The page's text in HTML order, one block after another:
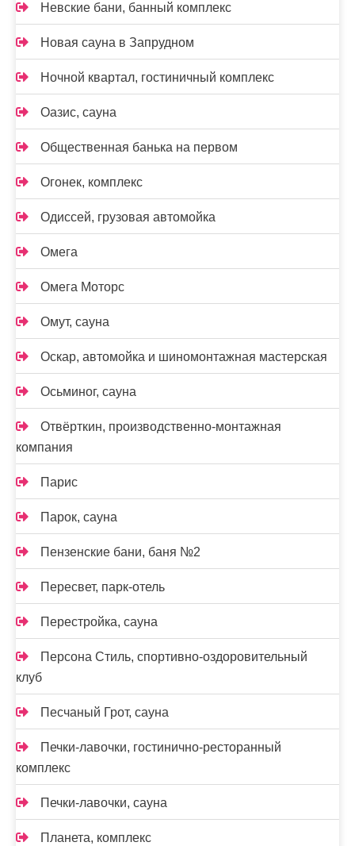
Невские бани, банный комплекс
Новая сауна в Запрудном
Ночной квартал, гостиничный комплекс
Оазис, сауна
Общественная банька на первом
Огонек, комплекс
Одиссей, грузовая автомойка
Омега
Омега Моторс
Омут, сауна
Оскар, автомойка и шиномонтажная мастерская
Осьминог, сауна
Отвёрткин, производственно-монтажная
компания
Парис
Парок, сауна
Пензенские бани, баня №2
Пересвет, парк-отель
Перестройка, сауна
Персона Стиль, спортивно-оздоровительный
клуб
Песчаный Грот, сауна
Печки-лавочки, гостинично-ресторанный
комплекс
Печки-лавочки, сауна
Планета, комплекс